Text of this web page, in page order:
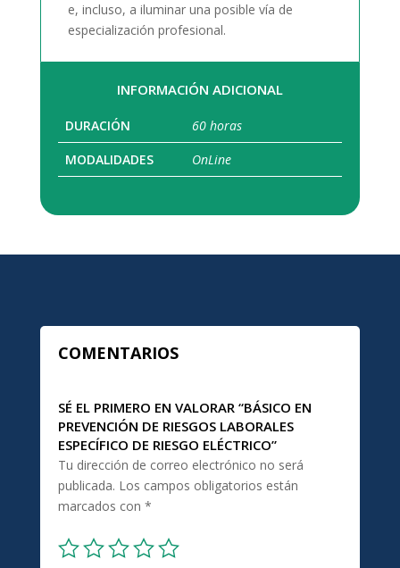
e, incluso, a iluminar una posible vía de
especialización profesional.
INFORMACIÓN ADICIONAL
DURACIÓN
60 horas
MODALIDADES
OnLine
COMENTARIOS
SÉ EL PRIMERO EN VALORAR “BÁSICO EN
PREVENCIÓN DE RIESGOS LABORALES
ESPECÍFICO DE RIESGO ELÉCTRICO”
Tu dirección de correo electrónico no será
publicada. Los campos obligatorios están
marcados con *